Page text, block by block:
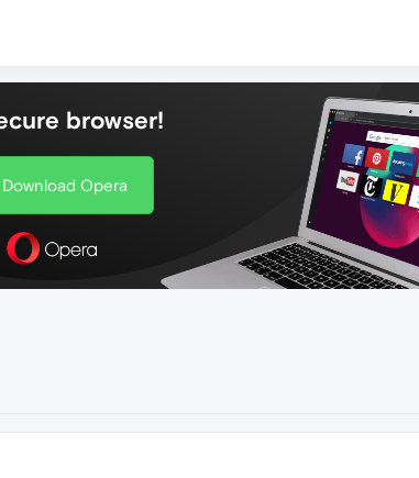
browser!
Download Opera